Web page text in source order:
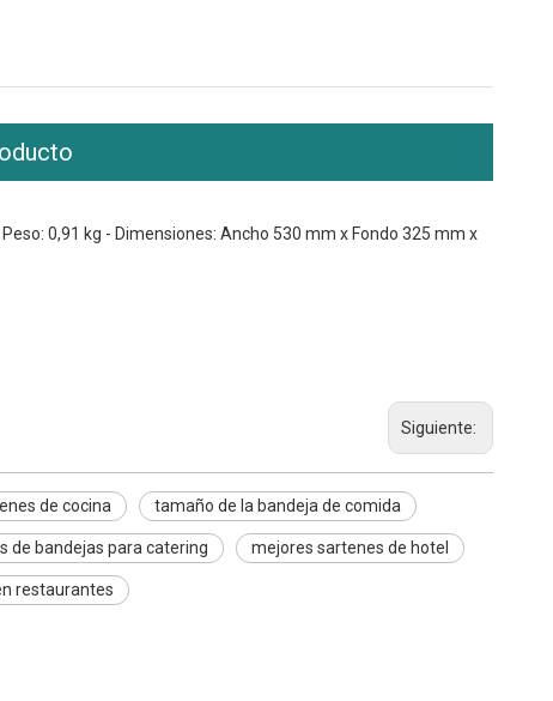
0,91 kg - Dimensiones: Ancho 530 mm x Fondo 325 mm x
Siguiente:
de cocina tamaño de la bandeja de comida
de bandejas para catering mejores sartenes de hotel
restaurantes